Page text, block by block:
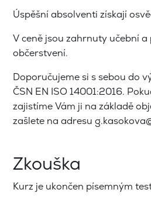
Úspěšní absolventi získají
V ceně jsou zahrnuty učební
občerstvení.
Doporučujeme si s sebou do
ČSN EN ISO 14001:2016.
zajistíme Vám ji na základě
zašlete na adresu
Zkouška
Kurz je ukončen písemným